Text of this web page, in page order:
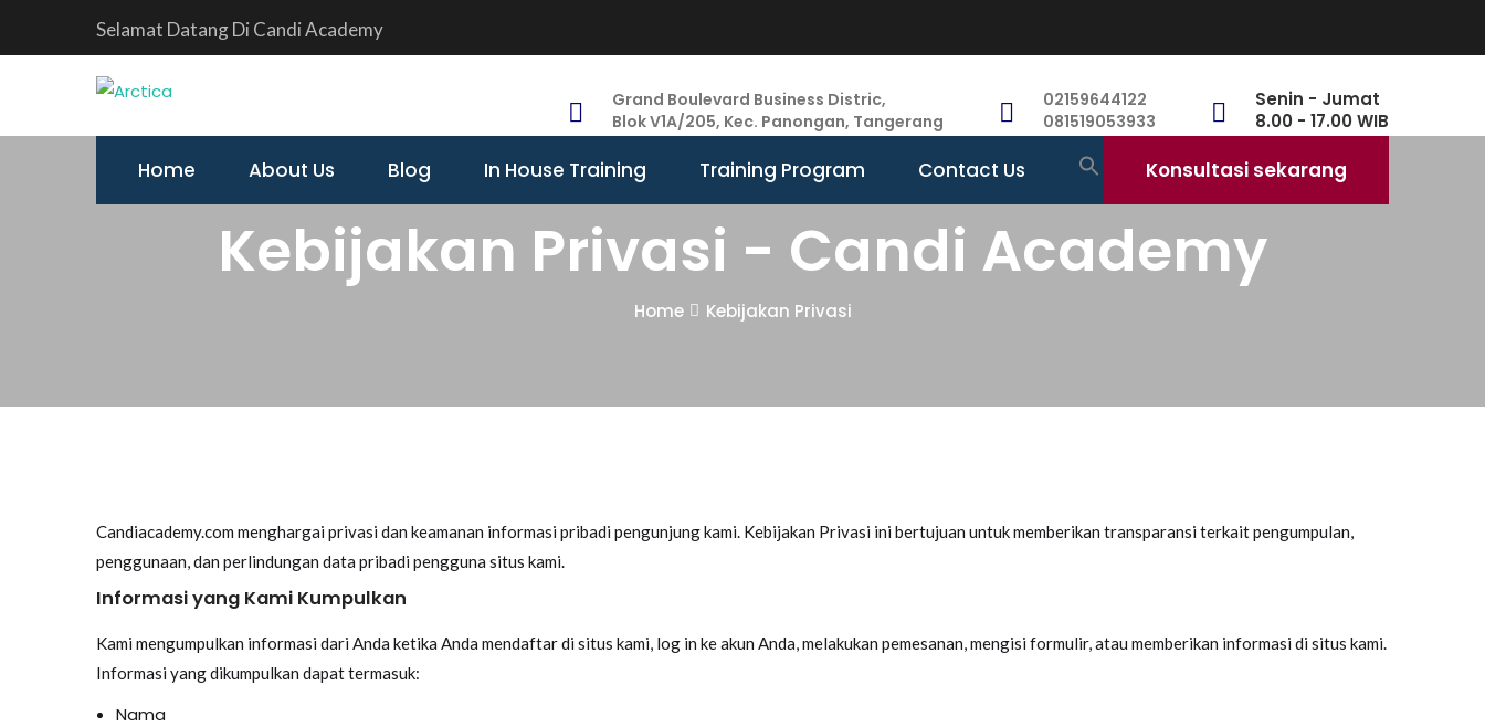
Selamat Datang Di Candi Academy
Grand Boulevard Business Distric,
Blok V1A/205, Kec. Panongan, Tangerang
02159644122
081519053933
Senin - Jumat
8.00 - 17.00 WIB
Home About Us Blog In House Training Training Program Contact Us Konsultasi sekarang
Kebijakan Privasi - Candi Academy
Home Kebijakan Privasi
Candiacademy.com menghargai privasi dan keamanan informasi pribadi pengunjung kami. Kebijakan Privasi ini bertujuan untuk memberikan transparansi terkait pengumpulan,
penggunaan, dan perlindungan data pribadi pengguna situs kami.
Informasi yang Kami Kumpulkan
Kami mengumpulkan informasi dari Anda ketika Anda mendaftar di situs kami, log in ke akun Anda, melakukan pemesanan, mengisi formulir, atau memberikan informasi di situs kami.
Informasi yang dikumpulkan dapat termasuk:
Nama